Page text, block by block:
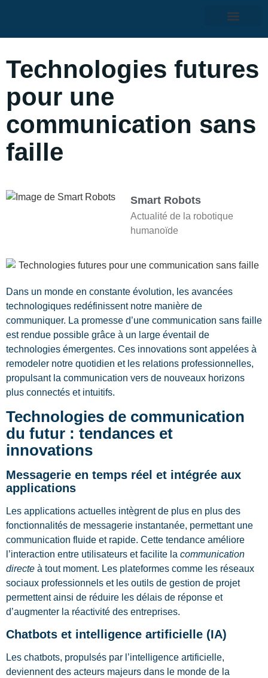
Technologies futures
pour une
communication sans
faille
Smart Robots
Actualité de la robotique
humanoïde
Dans un monde en constante évolution, les avancées
technologiques redéfinissent notre manière de
communiquer. La promesse d’une communication sans faille
est rendue possible grâce à un large éventail de
technologies émergentes. Ces innovations sont appelées à
remodeler notre quotidien et les relations professionnelles,
propulsant la communication vers de nouveaux horizons
plus connectés et intuitifs.
Technologies de communication
du futur : tendances et
innovations
Messagerie en temps réel et intégrée aux
applications
Les applications actuelles intègrent de plus en plus des
fonctionnalités de messagerie instantanée, permettant une
communication fluide et rapide. Cette tendance améliore
l’interaction entre utilisateurs et facilite la communication
directe à tout moment. Les plateformes comme les réseaux
sociaux professionnels et les outils de gestion de projet
permettent ainsi de réduire les délais de réponse et
d’augmenter la réactivité des entreprises.
Chatbots et intelligence artificielle (IA)
Les chatbots, propulsés par l’intelligence artificielle,
deviennent des acteurs majeurs dans le monde de la